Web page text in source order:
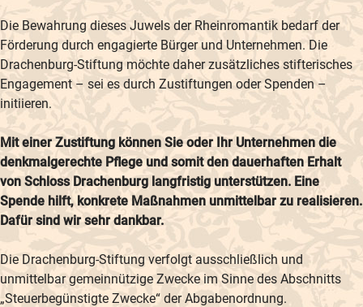
Die Bewahrung dieses Juwels der Rheinromantik bedarf der
Förderung durch engagierte Bürger und Unternehmen. Die
Drachenburg-Stiftung möchte daher zusätzliches stifterisches
Engagement – sei es durch Zustiftungen oder Spenden –
initiieren.
Mit einer Zustiftung können Sie oder Ihr Unternehmen die
denkmalgerechte Pflege und somit den dauerhaften Erhalt
von Schloss Drachenburg langfristig unterstützen. Eine
Spende hilft, konkrete Maßnahmen unmittelbar zu realisieren.
Dafür sind wir sehr dankbar.
Die Drachenburg-Stiftung verfolgt ausschließlich und
unmittelbar gemeinnützige Zwecke im Sinne des Abschnitts
„Steuerbegünstigte Zwecke“ der Abgabenordnung.